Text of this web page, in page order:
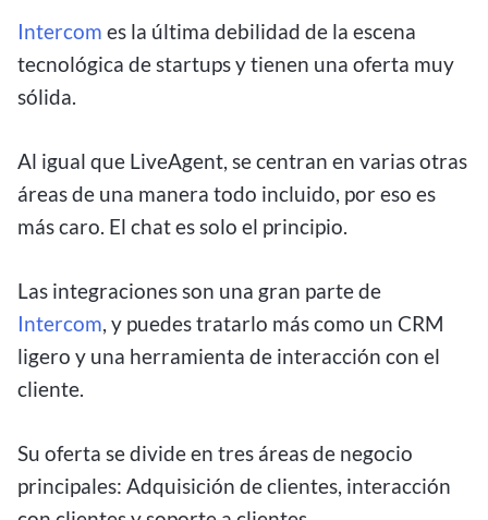
Intercom es la última debilidad de la escena
tecnológica de startups y tienen una oferta muy
sólida.
Al igual que LiveAgent, se centran en varias otras
áreas de una manera todo incluido, por eso es
más caro. El chat es solo el principio.
Las integraciones son una gran parte de
Intercom, y puedes tratarlo más como un CRM
ligero y una herramienta de interacción con el
cliente.
Su oferta se divide en tres áreas de negocio
principales: Adquisición de clientes, interacción